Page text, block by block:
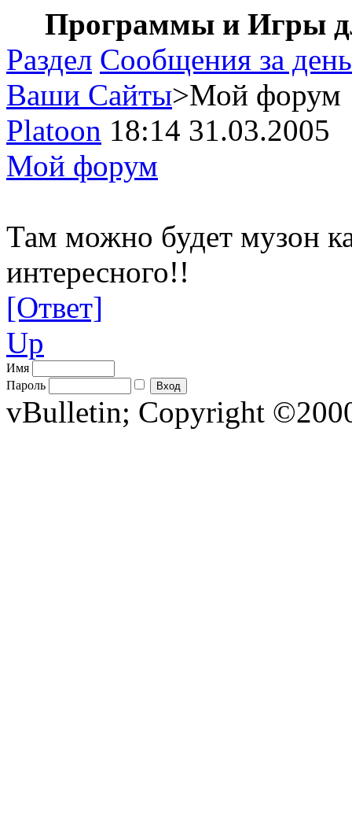
Программы и Игры
Раздел Сообщения за день
Ваши Сайты>Мой форум
Platoon 18:14 31.03.2005
Мой форум
Там можно будет музон
интересного!!
[Ответ]
Up
Имя
Пароль
vBulletin; Copyright